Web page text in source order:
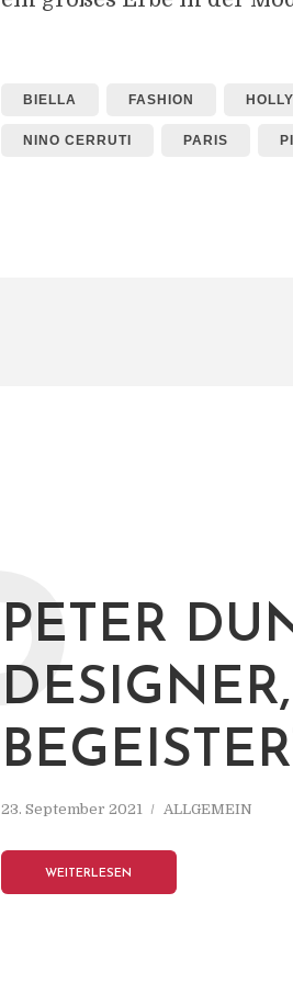
BIELLA FASHION
NINO CERRUTI PARIS
PETER
23. September 2021 ALLGEMEIN
P
WEITERLESEN